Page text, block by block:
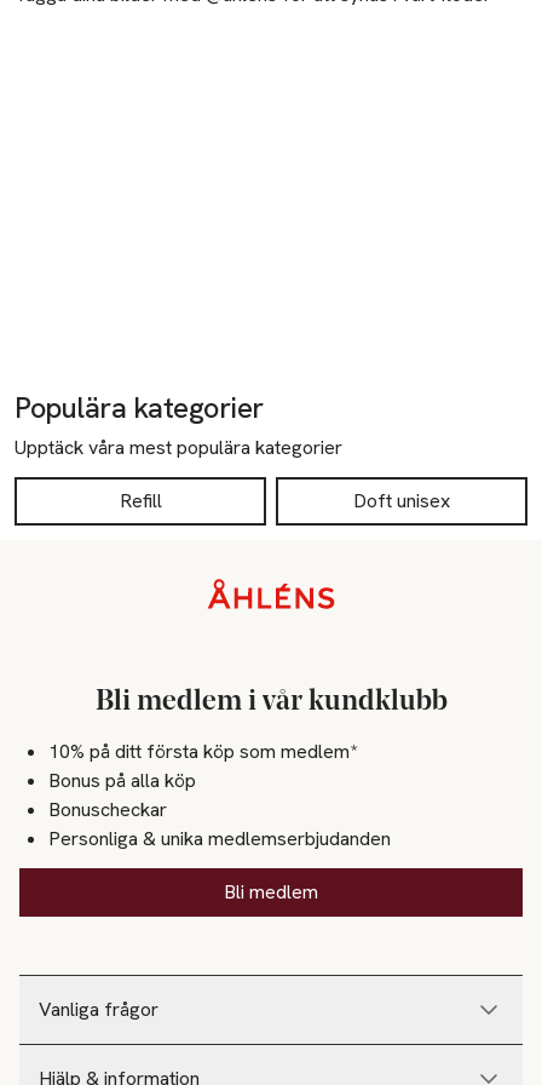
Populära kategorier
Upptäck våra mest populära kategorier
Refill Doft unisex
Vanliga frågor
Hjälp & information
Bli medlem i vår kundklubb
10% på ditt första köp som medlem*
Bonus på alla köp
Bonuscheckar
Personliga & unika medlemserbjudanden
Bli medlem